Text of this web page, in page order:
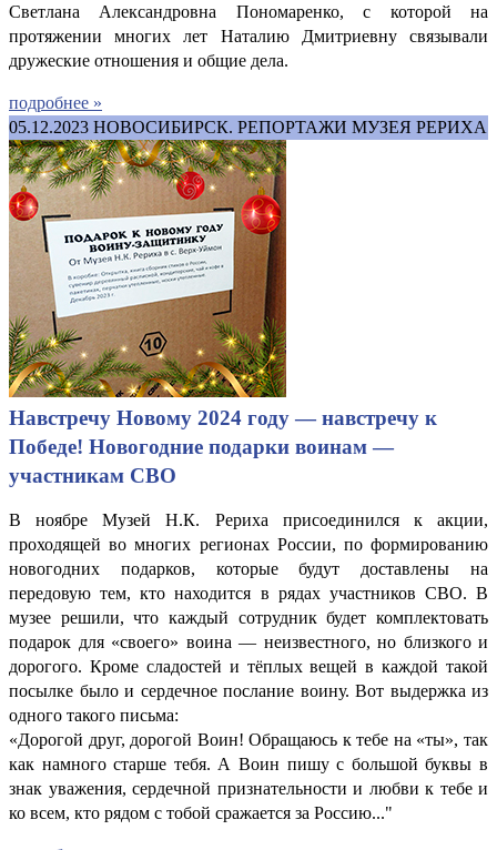
Светлана Александровна Пономаренко, с которой на
протяжении многих лет Наталию Дмитриевну связывали
дружеские отношения и общие дела.
подробнее »
05.12.2023 НОВОСИБИРСК. РЕПОРТАЖИ МУЗЕЯ РЕРИХА
Навстречу Новому 2024 году — навстречу к
Победе! Новогодние подарки воинам —
участникам СВО
В ноябре Музей Н.К. Рериха присоединился к акции,
проходящей во многих регионах России, по формированию
новогодних подарков, которые будут доставлены на
передовую тем, кто находится в рядах участников СВО. В
музее решили, что каждый сотрудник будет комплектовать
подарок для «своего» воина — неизвестного, но близкого и
дорогого. Кроме сладостей и тёплых вещей в каждой такой
посылке было и сердечное послание воину. Вот выдержка из
одного такого письма:
«Дорогой друг, дорогой Воин! Обращаюсь к тебе на «ты», так
как намного старше тебя. А Воин пишу с большой буквы в
знак уважения, сердечной признательности и любви к тебе и
ко всем, кто рядом с тобой сражается за Россию..."